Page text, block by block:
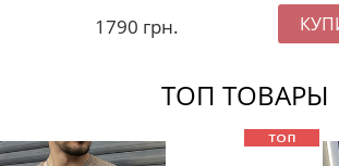
1790 грн.
ТОП ТОВАРЫ